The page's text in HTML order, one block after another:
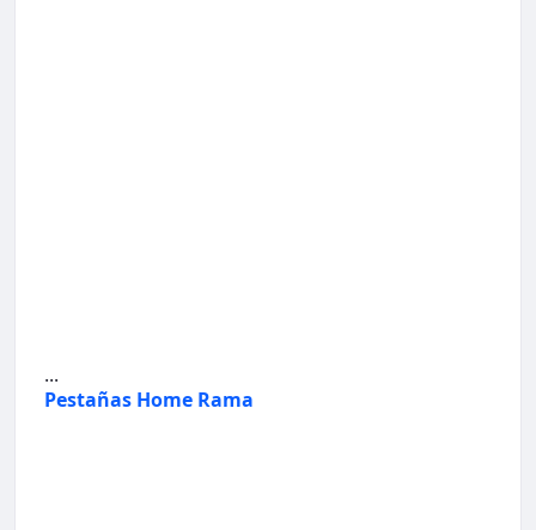
...
Pestañas Home Rama